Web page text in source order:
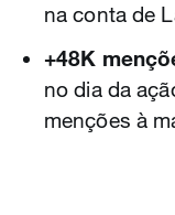
na conta de
+48K
no dia da
menções à